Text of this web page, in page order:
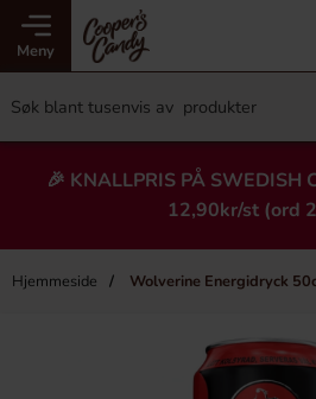
Meny
🎉 KNALLPRIS PÅ SWEDISH
12,90kr/st (ord
Hjemmeside Wolverine Energidryck